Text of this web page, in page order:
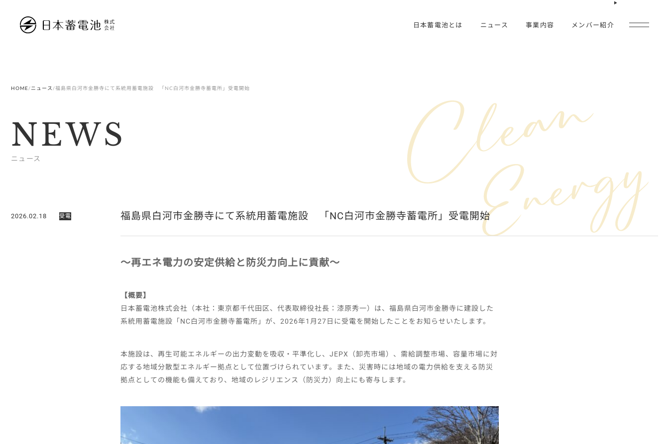
日本蓄電池とは ニュース 事業内容 メンバー紹介
HOME/ニュース /福島県白河市金勝寺にて系統用蓄電施設 「NC白河市金勝寺蓄電所」受電開始
NEWS
ニュース
2026.02.18 受電 福島県白河市金勝寺にて系統用蓄電施設 「NC白河市金勝寺蓄電所」受電開始
〜再エネ電力の安定供給と防災力向上に貢献〜
【概要】
日本蓄電池株式会社（本社：東京都千代田区、代表取締役社長：漆原秀一）は、福島県白河市金勝寺に建設した
系統用蓄電施設「NC白河市金勝寺蓄電所」が、2026年1月27日に受電を開始したことをお知らせいたします。
本施設は、再生可能エネルギーの出力変動を吸収・平準化し、JEPX（卸売市場）、需給調整市場、容量市場に対
応する地域分散型エネルギー拠点として位置づけられています。また、災害時には地域の電力供給を支える防災
拠点としての機能も備えており、地域のレジリエンス（防災力）向上にも寄与します。